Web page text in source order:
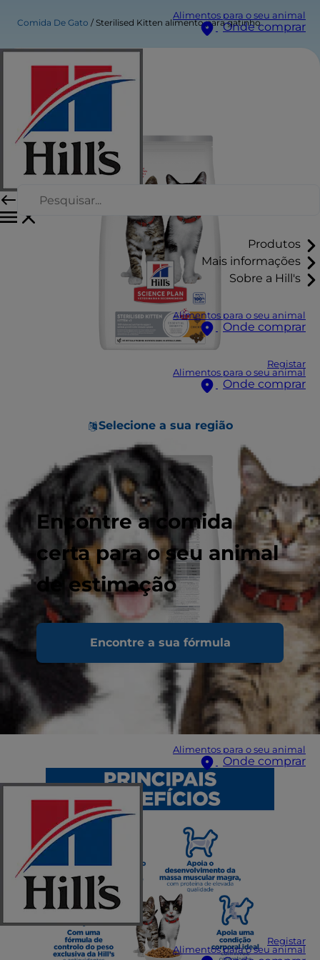
Alimentos para o seu animal
Onde comprar
Produtos
Mais informações
Sobre a Hill's
Alimentos para o seu animal
Onde comprar
Registar
Alimentos para o seu animal
Onde comprar
Selecione a sua região
Encontre a comida
certa para o seu animal
de estimação
Encontre a sua fórmula
Alimentos para o seu animal
Onde comprar
Registar
Alimentos para o seu animal
Comida De Gato Sterilised Kitten alimento para gatinho